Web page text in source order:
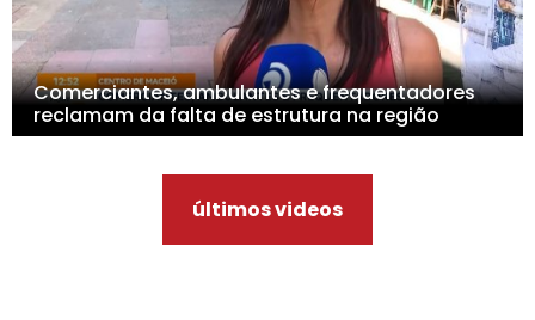
Comerciantes, ambulantes e frequentadores
reclamam da falta de estrutura na região
últimos videos